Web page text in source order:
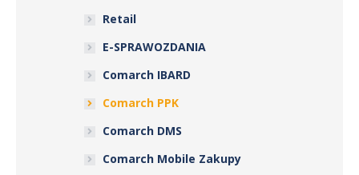
Retail
E-SPRAWOZDANIA
Comarch IBARD
Comarch PPK
Comarch DMS
Comarch Mobile Zakupy